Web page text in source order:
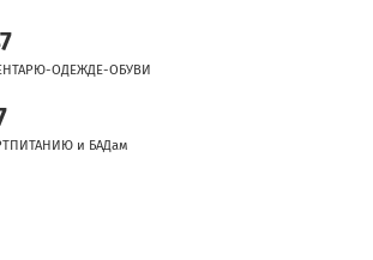
ОДЕЖДЕ-ОБУВИ
и БАДам